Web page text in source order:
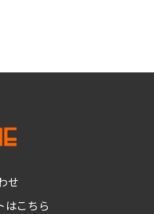
せ
はこちら